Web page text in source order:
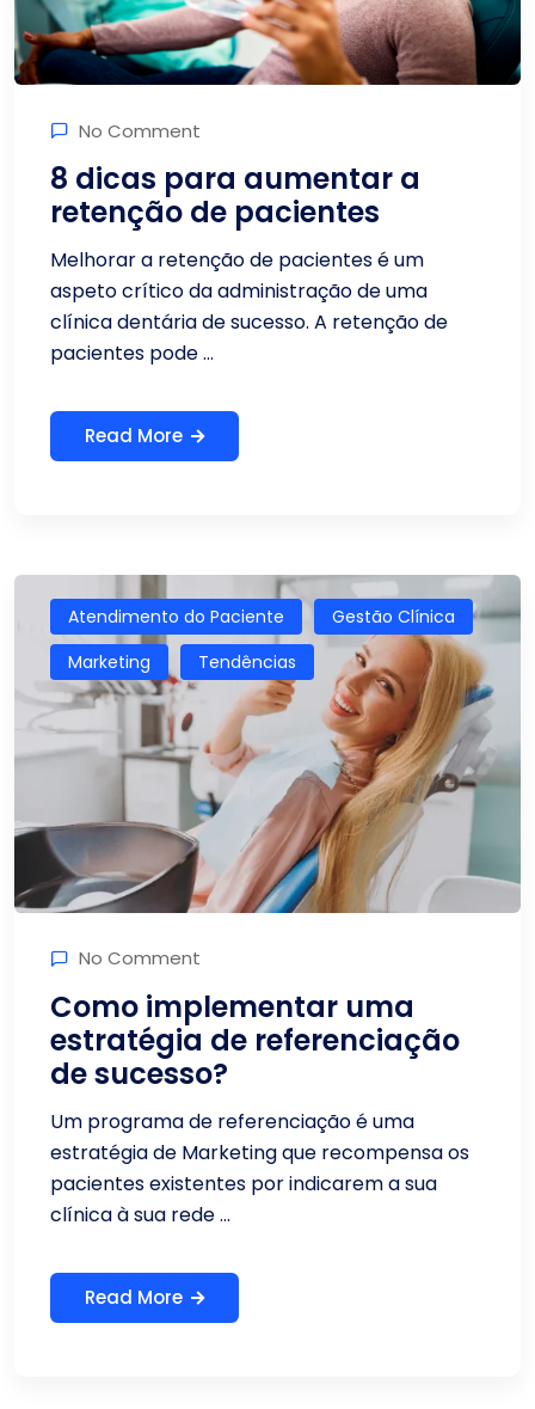
No Comment
8 dicas para aumentar a
retenção de pacientes
Melhorar a retenção de pacientes é um
aspeto crítico da administração de uma
clínica dentária de sucesso. A retenção de
pacientes pode ...
Read More
Atendimento do Paciente
Gestão Clínica
Marketing
Tendências
No Comment
Como implementar uma
estratégia de referenciação
de sucesso?
Um programa de referenciação é uma
estratégia de Marketing que recompensa os
pacientes existentes por indicarem a sua
clínica à sua rede ...
Read More